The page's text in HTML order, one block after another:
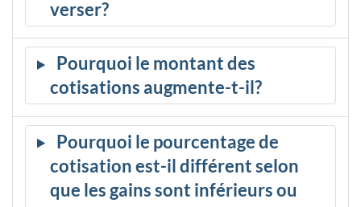
verser?
Pourquoi le montant des
cotisations augmente-t-il?
Pourquoi le pourcentage de
cotisation est-il différent selon
que les gains sont inférieurs ou